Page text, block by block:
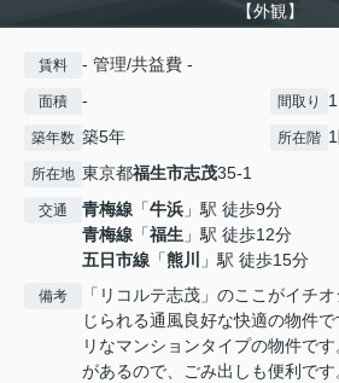
【外観】
賃料 - 管理/共益費 -
面積 - 間取り
築年数 築5年 所在階
所在地 東京都福生市志茂35-1
交通 青梅線 「牛浜 」駅 徒歩9分
青梅線 「福生 」駅 徒歩12分
五日市線 「熊川 」駅 徒歩15分
備考
「リコルテ志茂」のここがイチ
じられる通風良好な快適の物件
リなマンションタイプの物件で
があるので、ごみ出しも便利で